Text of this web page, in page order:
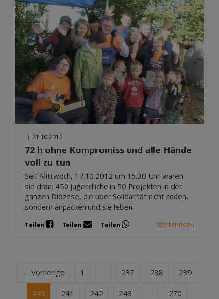
| 21.10.2012
72 h ohne Kompromiss und alle Hände
voll zu tun
Seit Mittwoch, 17.10.2012 um 15.30 Uhr waren
sie dran: 450 Jugendliche in 50 Projekten in der
ganzen Diözese, die über Solidarität nicht reden,
sondern anpacken und sie leben.
Teilen Teilen Teilen Weiterlesen
← Vorherige 1 237 238 239
240 241 242 243 270